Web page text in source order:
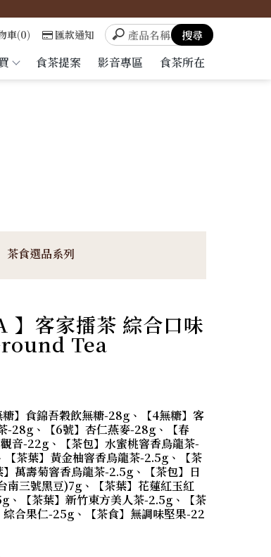
食茶提案 影音專區 食茶所在
車(0) 匯款通知
茶食選品系列
】客家擂茶 綜合口味
Tea
】食錦吾穀飲無糖-28g、【4無糖】客
-28g、【6號】杏仁燕麥-28g、【春
音-22g、【茶包】水蜜桃窨香烏龍茶-
茶葉】黃金柚窨香烏龍茶-2.5g、【茶
萬壽菊窨香烏龍茶-2.5g、【茶包】日
三號黑豆)7g、【茶葉】花蓮紅玉紅
、【茶葉】新竹東方美人茶-2.5g、【茶
合果仁-25g、【茶食】無調味堅果-22